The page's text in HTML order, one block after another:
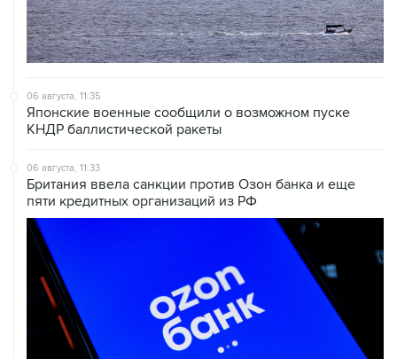
06 августа, 11:35
Японские военные сообщили о возможном пуске
КНДР баллистической ракеты
06 августа, 11:33
Британия ввела санкции против Озон банка и еще
пяти кредитных организаций из РФ